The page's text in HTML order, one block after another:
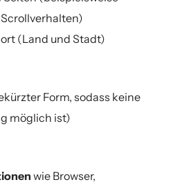
(Land und Stadt)
Form, sodass keine
möglich ist)
wie Browser,